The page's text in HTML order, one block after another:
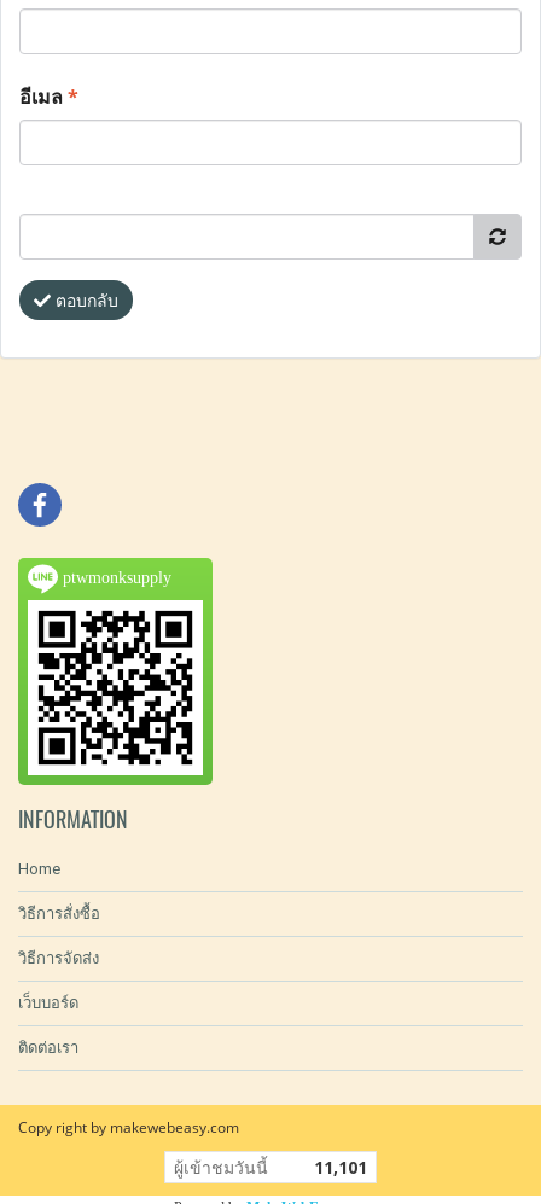
อีเมล*
ตอบกลับ
ptwmonksupply
INFORMATION
Home
วิธีการสั่งซื้อ
วิธีการจัดส่ง
เว็บบอร์ด
ติดต่อเรา
Copy right by makewebeasy.com
ผู้เข้าชมวันนี้ 11,101